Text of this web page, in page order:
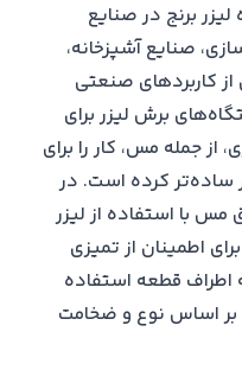
برنج در صنایع
صنایع آشپزخانه،
کاربردهای صنعتی
برش لیزر برای
جمله مس، کار را برای
ساده‌تر کرده است. در
با استفاده از لیزر
اطمینان از تمیزی
اطراف قطعه استفاده
اساس نوع و ضخامت